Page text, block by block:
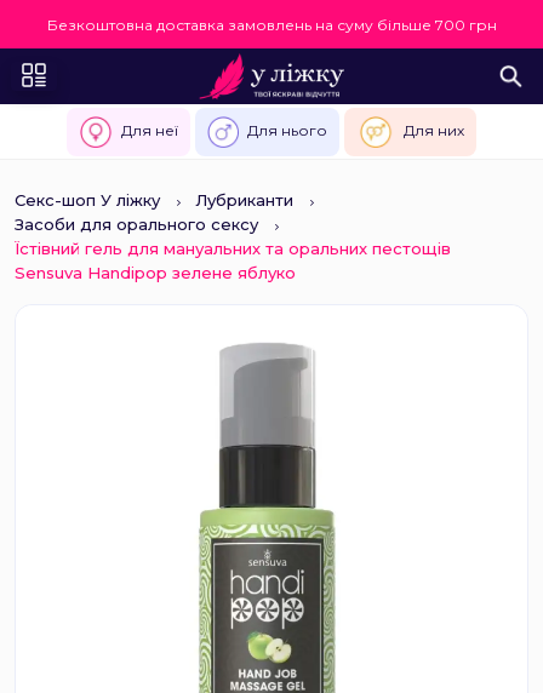
Безкоштовна доставка замовлень на суму більше 700 грн
Для неї Для нього Для них
Секс-шоп У ліжку
Лубриканти
Засоби для орального сексу
Їстівний гель для мануальних та оральних пестощів
Sensuva Handipop зелене яблуко